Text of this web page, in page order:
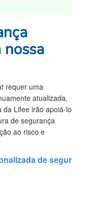
requer uma
atualizada.
da Lifee irão apoiá-lo
de segurança
ao risco e
de segur